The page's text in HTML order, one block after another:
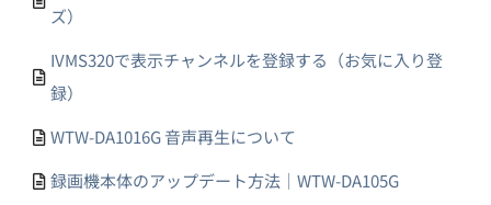
ズ）
IVMS320で表示チャンネルを登録する（お気に入り登
録）
WTW-DA1016G 音声再生について
録画機本体のアップデート方法｜WTW-DA105G